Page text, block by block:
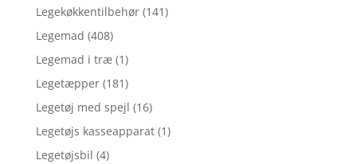
Legekøkkentilbehør (141)
Legemad (408)
Legemad i træ (1)
Legetæpper (181)
Legetøj med spejl (16)
Legetøjs kasseapparat (1)
Legetøjsbil (4)